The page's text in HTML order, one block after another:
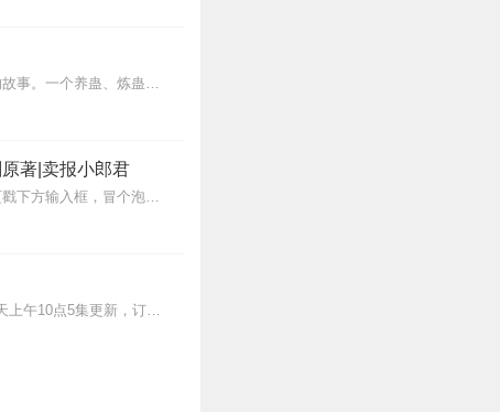
爱情才能让一个人迅速
主演绎很认真，好听，
内容简介【黑暗文反派流封神之作】人是万物之灵，蛊是天地真精。一个穿越者不断重生的故事。一个养蛊、炼蛊、用蛊的奇特世界。配音组（男角色）老宝玉旁白...
著|卖报小郎君
【冒泡有奖】听说杨千幻那厮要与我一较高下，我许七安要开始装叉了！快进入声音播放页戳下方输入框，冒个泡偷偷告诉我，我要用哪些诗词才能胜过他？说得好的，有赏！202...
>>更多好听不套路的燃情有声剧，尽在燃番啦剧场↓年度重磅推荐本专辑为VIP免费专辑每天上午10点5集更新，订阅可以听到最新内容哦！每周抽一个专辑五星优质评论送...